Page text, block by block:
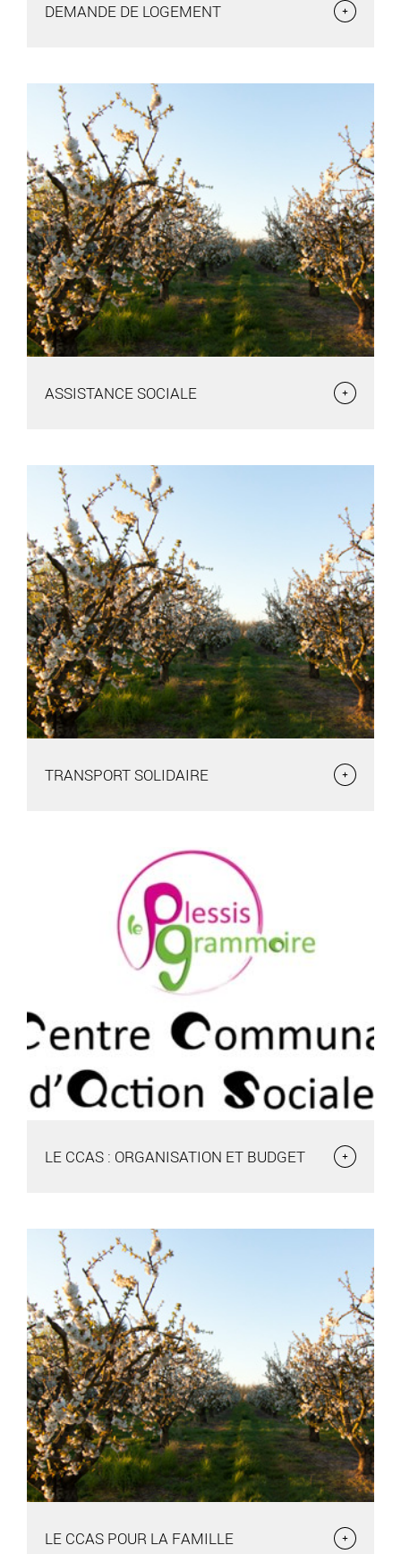
DEMANDE DE LOGEMENT
Les bailleurs sociaux du département et leurs
partenaires ont mis en œuvre un dispositif commun de
gestion de la demande dont
ASSISTANCE SOCIALE
Pour contacter l’assistante sociale, la commune du Plessis-
Grammoire dépend de la Maison des Solidarités Angers
TRANSPORT SOLIDAIRE
Le service de Transport et Accompagnement Solidaires mis
en place par le CCAS, a
LE CCAS : ORGANISATION ET BUDGET
Depuis 2014, une nouvelle équipe s’est formée au sein du
CCAS. Elle est composée : D’un
LE CCAS POUR LA FAMILLE